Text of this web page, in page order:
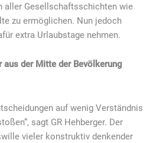
aller Gesellschaftsschichten wie
zu ermöglichen. Nun jedoch
extra Urlaubstage nehmen.
der Mitte der Bevölkerung
auf wenig Verständnis
sagt GR Hehberger. Der
vieler konstruktiv denkender